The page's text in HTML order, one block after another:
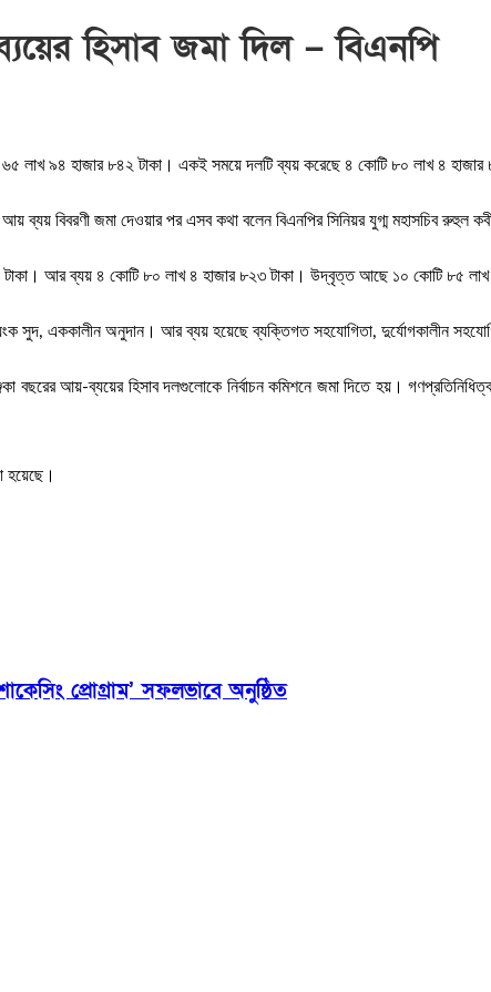
হিসাব জমা দিল – বিএনপি
৬৫ লাখ ৯৪ হাজার ৮৪২ টাকা। একই সময়ে দলটি ব্যয় করেছে ৪ কোটি ৮০ লাখ ৪
ব্যয় বিবরণী জমা দেওয়ার পর এসব কথা বলেন বিএনপির সিনিয়র যুগ্ম মহাসচিব রুহুল
আর ব্যয় ৪ কোটি ৮০ লাখ ৪ হাজার ৮২৩ টাকা। উদ্বৃত্ত আছে ১০ কোটি ৮৫ লাখ
এককালীন অনুদান। আর ব্যয় হয়েছে ব্যক্তিগত সহযোগিতা, দুর্যোগকালীন
আয়-ব্যয়ের হিসাব দলগুলোকে নির্বাচন কমিশনে জমা দিতে হয়।
হয়েছে।
প্রোগ্রাম’ সফলভাবে অনুষ্ঠিত